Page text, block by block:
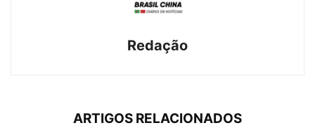
Redação
ARTIGOS RELACIONADOS